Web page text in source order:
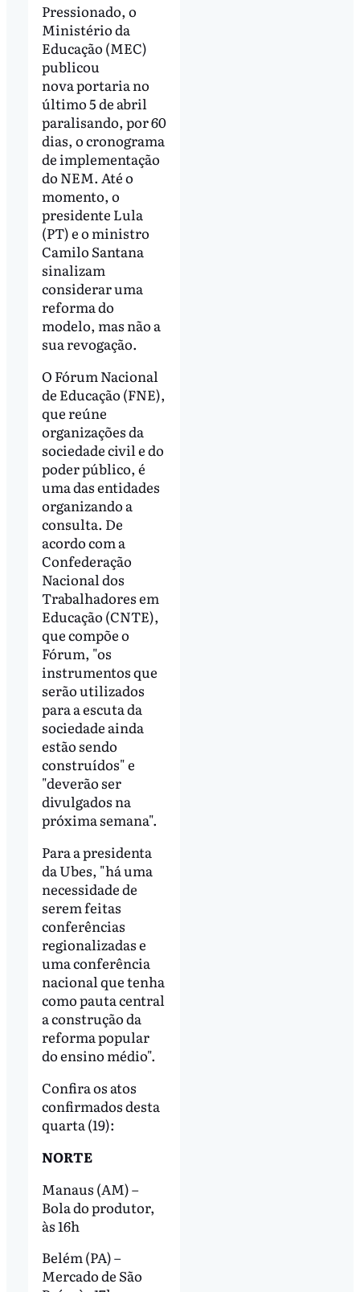
Pressionado, o
Ministério da
Educação (MEC)
publicou
nova portaria no
último 5 de abril
paralisando, por 60
dias, o cronograma
de implementação
do NEM. Até o
momento, o
presidente Lula
(PT) e o ministro
Camilo Santana
sinalizam
considerar uma
reforma do
modelo, mas não a
sua revogação.
O Fórum Nacional
de Educação (FNE),
que reúne
organizações da
sociedade civil e do
poder público, é
uma das entidades
organizando a
consulta. De
acordo com a
Confederação
Nacional dos
Trabalhadores em
Educação (CNTE),
que compõe o
Fórum, "os
instrumentos que
serão utilizados
para a escuta da
sociedade ainda
estão sendo
construídos" e
"deverão ser
divulgados na
próxima semana".
Para a presidenta
da Ubes, "há uma
necessidade de
serem feitas
conferências
regionalizadas e
uma conferência
nacional que tenha
como pauta central
a construção da
reforma popular
do ensino médio".
Confira os atos
confirmados desta
quarta (19):
NORTE
Manaus (AM) –
Bola do produtor,
às 16h
Belém (PA) –
Mercado de São